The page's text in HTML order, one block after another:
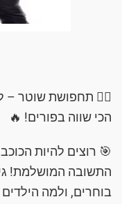
👮‍♂️ תחפושת שוטר
הכי שווה בפורים! 🔥
🎯 רוצים להיות
התשובה המושלמת!
בוחרים, ולמה